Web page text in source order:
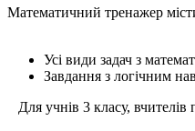
Математичний тренажер
Усі види задач з
Завдання з логічним
Для учнів 3 класу, вчителів